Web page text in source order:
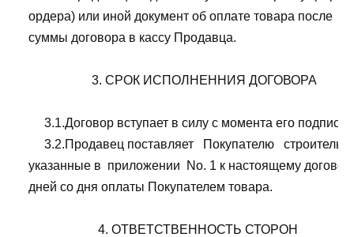
ордера) или иной документ об оплате товара после
    суммы договора в кассу Продавца.
                        3. СРОК ИСПОЛНЕННИЯ ДОГОВОРА
3.1.Договор вступает в силу с момента его
3.2.Продавец поставляет   Покупателю
указанные в  приложении  Nо. 1 к настоящему
    дней со дня оплаты Покупателем товара.
                          4. ОТВЕТСТВЕННОСТЬ СТОРОН